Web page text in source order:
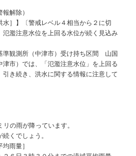
解除）
水］】〔警戒レベル４相当から２に切
濫注意水位を上回る水位が続く見込み
準観測所（中津市）受け持ち区間 山国
津市）では、「氾濫注意水位」を上回る
き続き、洪水に関する情報に注意して
の雨が降っています。
くでしょう。
雨量］